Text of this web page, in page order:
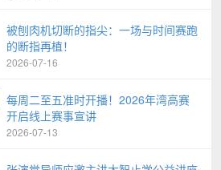
被刨肉机切断的指尖：一场与时间赛跑
的断指再植！
2026-07-16
每周二至五准时开播！2026年湾高赛
开启线上赛事宣讲
2026-07-13